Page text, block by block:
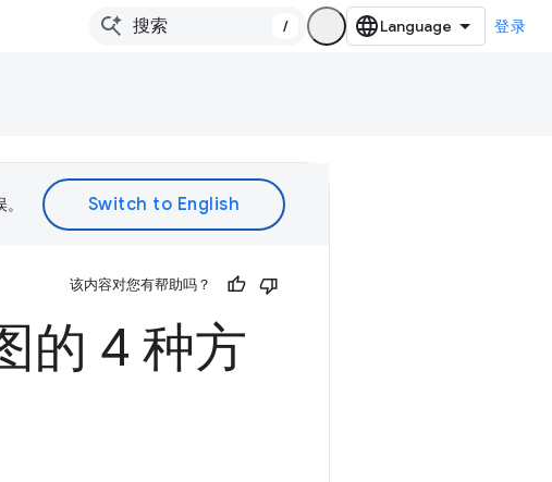
/ 登录
该内容对您有帮助吗？
的 4 种方